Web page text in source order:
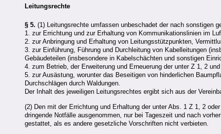
Leitungsrechte
§ 5. (1) Leitungsrechte umfassen unbeschadet der nach sonstigen
1. zur Errichtung und zur Erhaltung von Kommunikationslinien im
2. zur Anbringung und Erhaltung von Leitungsstützpunkten,
3. zur Einführung, Führung und Durchleitung von Kabelleitungen
Gebäudeteilen (insbesondere in Kabelschächten und sonstigen
4. zum Betrieb, der Erweiterung und Erneuerung der unter Z 1, 2
5. zur Ausästung, worunter das Beseitigen von hinderlichen
Durchschlägen durch Waldungen.
Der Inhalt des jeweiligen Leitungsrechtes ergibt sich aus der
(2) Den mit der Errichtung und Erhaltung der unter Abs. 1 Z 1, 2
dringende Notfälle ausgenommen, nur bei Tageszeit und nach
gestattet, als es andere gesetzliche Vorschriften nicht verbieten.